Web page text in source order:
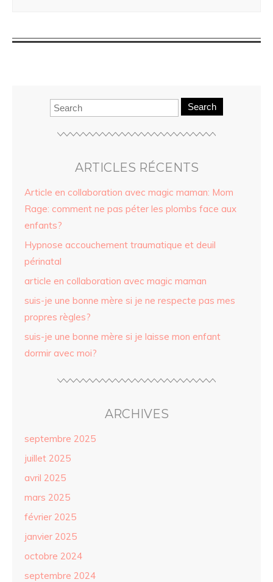
Search
ARTICLES RÉCENTS
Article en collaboration avec magic maman: Mom
Rage: comment ne pas péter les plombs face aux
enfants?
Hypnose accouchement traumatique et deuil
périnatal
article en collaboration avec magic maman
suis-je une bonne mère si je ne respecte pas mes
propres règles?
suis-je une bonne mère si je laisse mon enfant
dormir avec moi?
ARCHIVES
septembre 2025
juillet 2025
avril 2025
mars 2025
février 2025
janvier 2025
octobre 2024
septembre 2024